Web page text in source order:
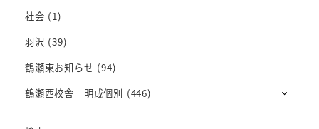
社会 (1)
羽沢 (39)
鶴瀬東お知らせ (94)
鶴瀬西校舎 明成個別 (446)